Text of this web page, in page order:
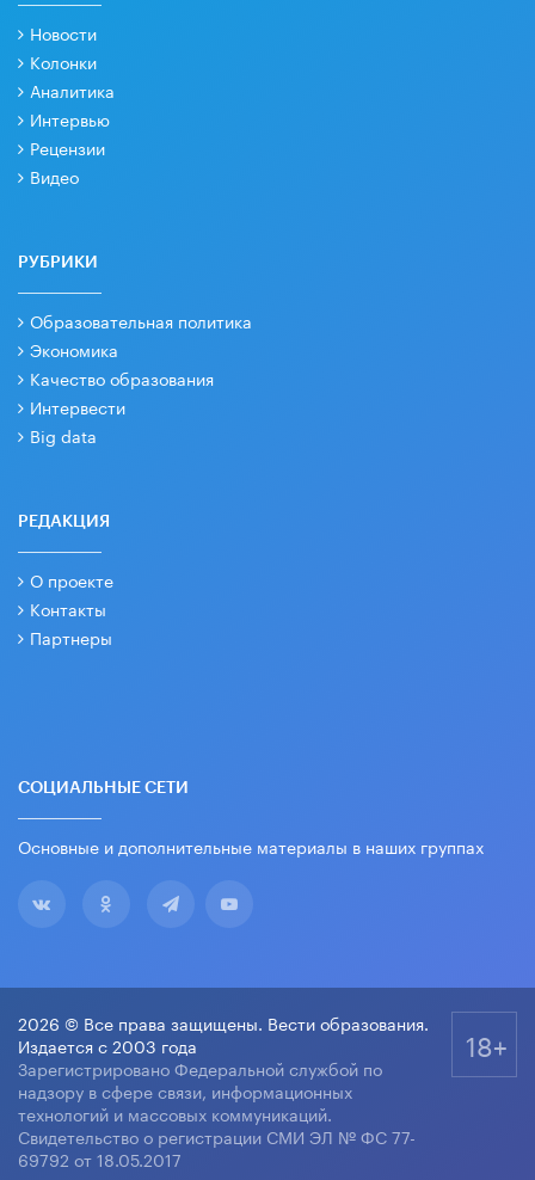
Новости
Колонки
Аналитика
Интервью
Рецензии
Видео
РУБРИКИ
Образовательная политика
Экономика
Качество образования
Интервести
Big data
РЕДАКЦИЯ
О проекте
Контакты
Партнеры
СОЦИАЛЬНЫЕ СЕТИ
Основные и дополнительные материалы в наших группах
2026 © Все права защищены. Вести образования.
Издается с 2003 года
Зарегистрировано Федеральной службой по
надзору в сфере связи, информационных
технологий и массовых коммуникаций.
Свидетельство о регистрации СМИ ЭЛ № ФС 77-
69792 от 18.05.2017
18+